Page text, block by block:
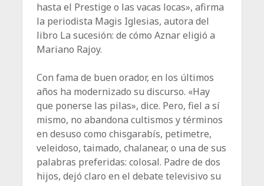
hasta el Prestige o las vacas locas», afirma
la periodista Magis Iglesias, autora del
libro La sucesión: de cómo Aznar eligió a
Mariano Rajoy.
Con fama de buen orador, en los últimos
años ha modernizado su discurso. «Hay
que ponerse las pilas», dice. Pero, fiel a sí
mismo, no abandona cultismos y términos
en desuso como chisgarabís, petimetre,
veleidoso, taimado, chalanear, o una de sus
palabras preferidas: colosal. Padre de dos
hijos, dejó claro en el debate televisivo su